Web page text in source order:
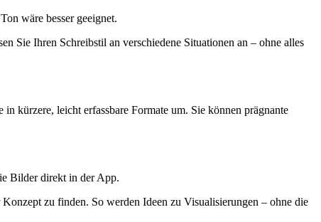
wäre besser geeignet.
Sie Ihren Schreibstil an verschiedene Situationen an – ohne alles
in kürzere, leicht erfassbare Formate um. Sie können prägnante
Bilder direkt in der App.
zu finden. So werden Ideen zu Visualisierungen – ohne die